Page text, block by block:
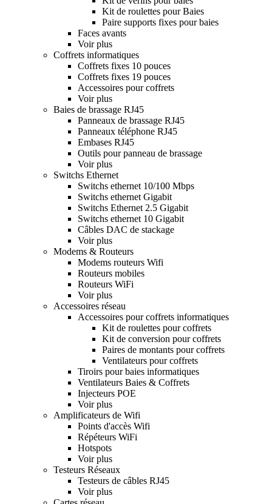
Kit de roulettes pour Baies
Paire supports fixes pour baies
Faces avants
Voir plus
Coffrets informatiques
Coffrets fixes 10 pouces
Coffrets fixes 19 pouces
Accessoires pour coffrets
Voir plus
Baies de brassage RJ45
Panneaux de brassage RJ45
Panneaux téléphone RJ45
Embases RJ45
Outils pour panneau de brassage
Voir plus
Switchs Ethernet
Switchs ethernet 10/100 Mbps
Switchs ethernet Gigabit
Switchs Ethernet 2.5 Gigabit
Switchs ethernet 10 Gigabit
Câbles DAC de stackage
Voir plus
Modems & Routeurs
Modems routeurs Wifi
Routeurs mobiles
Routeurs WiFi
Voir plus
Accessoires réseau
Accessoires pour coffrets informatiques
Kit de roulettes pour coffrets
Kit de conversion pour coffrets
Paires de montants pour coffrets
Ventilateurs pour coffrets
Tiroirs pour baies informatiques
Ventilateurs Baies & Coffrets
Injecteurs POE
Voir plus
Amplificateurs de Wifi
Points d'accès Wifi
Répéteurs WiFi
Hotspots
Voir plus
Testeurs Réseaux
Testeurs de câbles RJ45
Voir plus